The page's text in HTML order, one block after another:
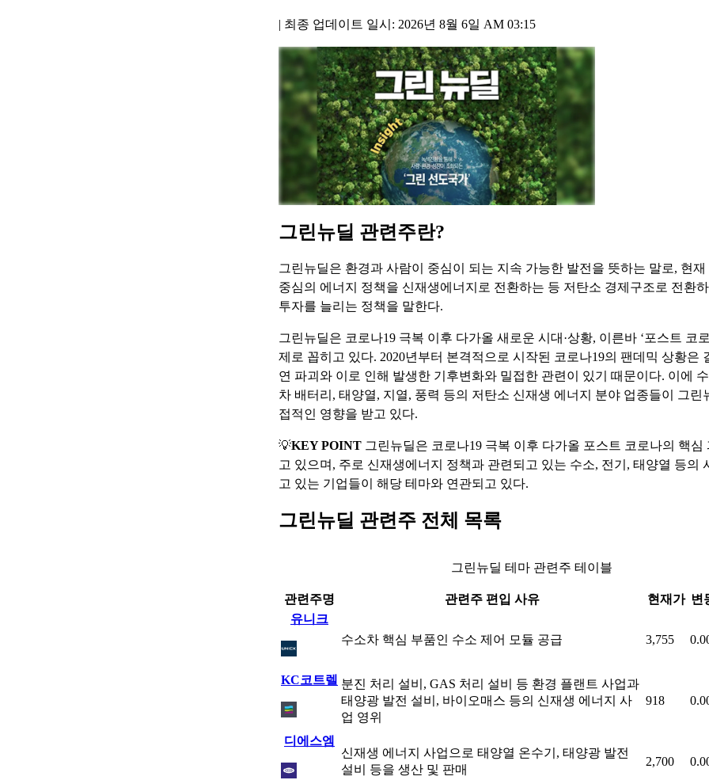
| 최종 업데이트 일시: 2026년 8월 6일 AM 03:15
그린뉴딜 관련주란?
그린뉴딜은 환경과 사람이 중심이 되는 지속 가능한 발전을 뜻하는 말로, 현
중심의 에너지 정책을 신재생에너지로 전환하는 등 저탄소 경제구조로 전환
투자를 늘리는 정책을 말한다.
그린뉴딜은 코로나19 극복 이후 다가올 새로운 시대·상황, 이른바 ‘포스트 코
제로 꼽히고 있다. 2020년부터 본격적으로 시작된 코로나19의 팬데믹 상황은
연 파괴와 이로 인해 발생한 기후변화와 밀접한 관련이 있기 때문이다. 이에
차 배터리, 태양열, 지열, 풍력 등의 저탄소 신재생 에너지 분야 업종들이 그린
접적인 영향을 받고 있다.
💡KEY POINT 그린뉴딜은 코로나19 극복 이후 다가올 포스트 코로나의 핵심
고 있으며, 주로 신재생에너지 정책과 관련되고 있는 수소, 전기, 태양열 등의
고 있는 기업들이 해당 테마와 연관되고 있다.
그린뉴딜 관련주 전체 목록
그린뉴딜 테마 관련주 테이블
관련주명 관련주 편입 사유 현재가 변
유니크
수소차 핵심 부품인 수소 제어 모듈 공급
3,755
KC코트렐 분진 처리 설비, GAS 처리 설비 등 환경 플랜트 사업과
태양광 발전 설비, 바이오매스 등의 신재생 에너지 사
업 영위
918
디에스엠
신재생 에너지 사업으로 태양열 온수기, 태양광 발전
설비 등을 생산 및 판매
2,700